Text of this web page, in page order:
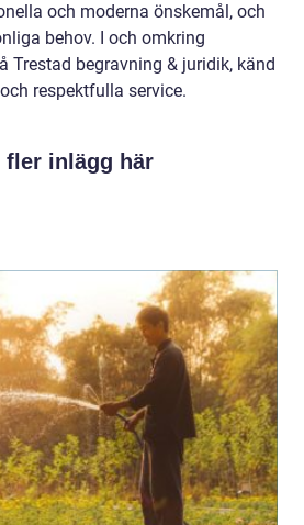
och moderna önskemål, och
behov. I och omkring
Trestad begravning & juridik, känd
respektfulla service.
fler inlägg här